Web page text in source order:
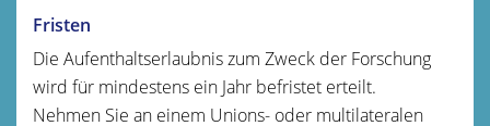
Fristen
Die Aufenthaltserlaubnis zum Zweck der Forschung
wird für mindestens ein Jahr befristet erteilt.
Nehmen Sie an einem Unions- oder multilateralen